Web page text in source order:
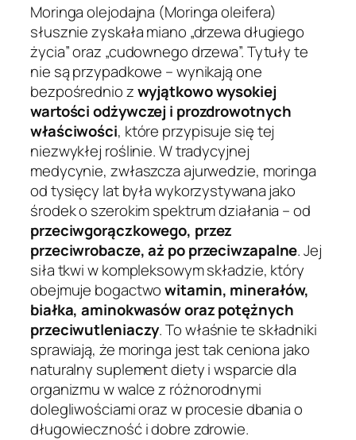
Moringa olejodajna (Moringa oleifera)
słusznie zyskała miano „drzewa długiego
życia” oraz „cudownego drzewa”. Tytuły te
nie są przypadkowe – wynikają one
bezpośrednio zwyjątkowo wysokiej
wartości odżywczej i prozdrowotnych
właściwości, które przypisuje się tej
niezwykłej roślinie. W tradycyjnej
medycynie, zwłaszcza ajurwedzie, moringa
od tysięcy lat była wykorzystywana jako
środek o szerokim spektrum działania – od
przeciwgorączkowego, przez
przeciwrobacze, aż po przeciwzapalne. Jej
siła tkwi w kompleksowym składzie, który
obejmuje bogactwowitamin, minerałów,
białka, aminokwasów oraz potężnych
przeciwutleniaczy. To właśnie te składniki
sprawiają, że moringa jest tak ceniona jako
naturalny suplement diety i wsparcie dla
organizmu w walce z różnorodnymi
dolegliwościami oraz w procesie dbania o
długowieczność i dobre zdrowie.